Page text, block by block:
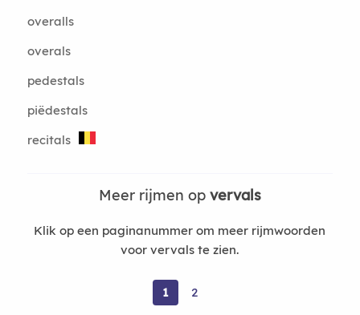
overalls
overals
pedestals
piëdestals
recitals
Meer rijmen op vervals
Klik op een paginanummer om meer rijmwoorden
voor vervals te zien.
1 2